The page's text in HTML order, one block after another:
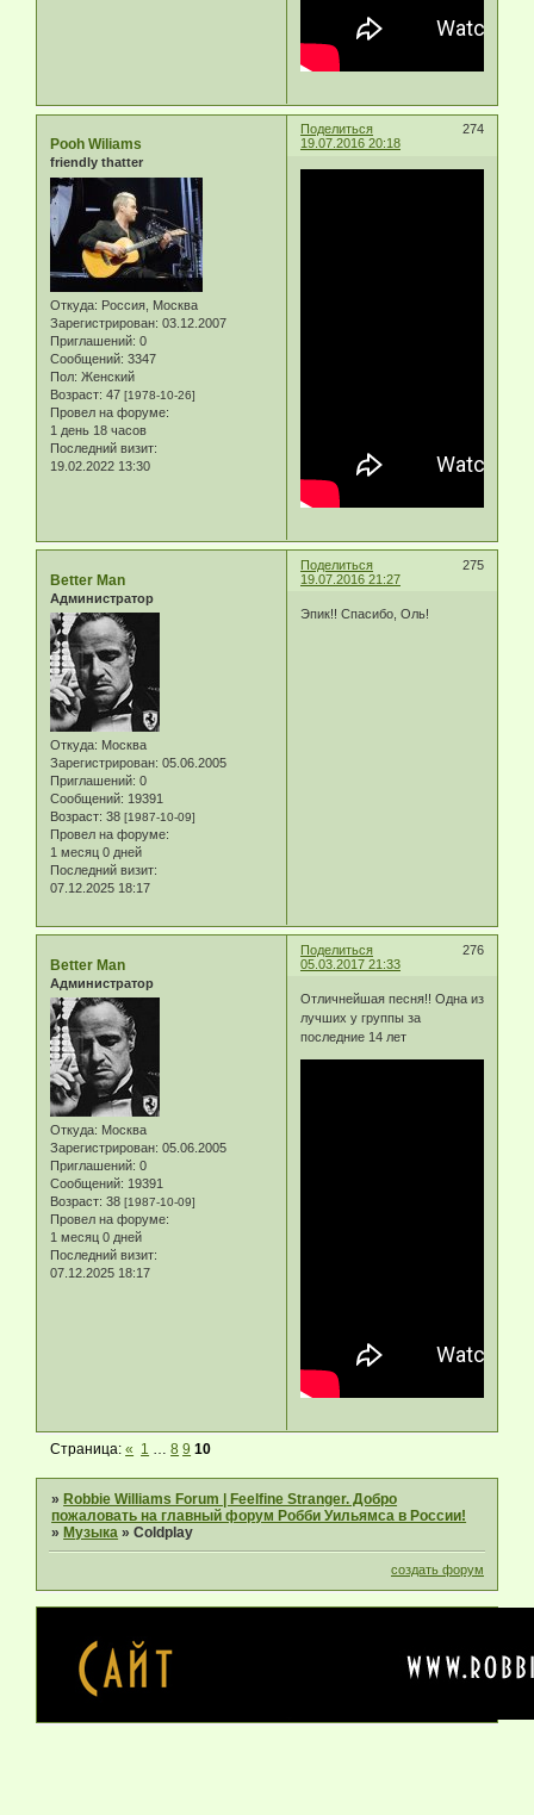
Поделиться
274
19.07.2016 20:18
Pooh Wiliams
friendly thatter
Откуда: Россия, Москва
Зарегистрирован: 03.12.2007
Приглашений: 0
Сообщений: 3347
Пол: Женский
Возраст: 47 [1978-10-26]
Провел на форуме:
1 день 18 часов
Последний визит:
19.02.2022 13:30
Поделиться
275
19.07.2016 21:27
Better Man
Администратор
Откуда: Москва
Зарегистрирован: 05.06.2005
Приглашений: 0
Сообщений: 19391
Возраст: 38 [1987-10-09]
Провел на форуме:
1 месяц 0 дней
Последний визит:
07.12.2025 18:17
Эпик!! Спасибо, Оль!
Поделиться
276
05.03.2017 21:33
Better Man
Администратор
Откуда: Москва
Зарегистрирован: 05.06.2005
Приглашений: 0
Сообщений: 19391
Возраст: 38 [1987-10-09]
Провел на форуме:
1 месяц 0 дней
Последний визит:
07.12.2025 18:17
Отличнейшая песня!! Одна из
лучших у группы за
последние 14 лет
Страница:« 1 … 8 9 10
» Robbie Williams Forum | Feelfine Stranger. Добро
пожаловать на главный форум Робби Уильямса в России!
» Музыка »Coldplay
создать форум